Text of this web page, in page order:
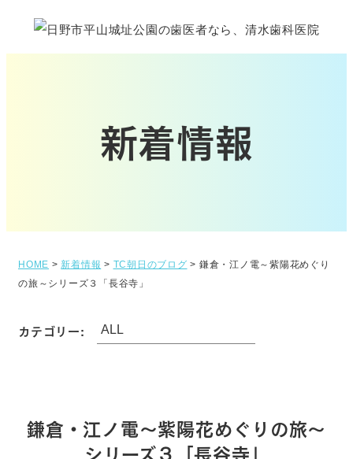
新着情報
HOME > 新着情報 > TC朝日のブログ > 鎌倉・江ノ電～紫陽花めぐり
の旅～シリーズ３「長谷寺」
カテゴリー:
鎌倉・江ノ電～紫陽花めぐりの旅～
シリーズ３「長谷寺」